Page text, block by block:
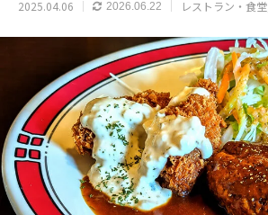
2025.04.06 2026.06.22 レストラン・食堂